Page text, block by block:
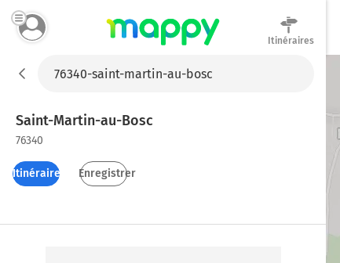
Itinéraires
Saint-Martin-au-Bosc
76340
Itinéraires Enregistrer